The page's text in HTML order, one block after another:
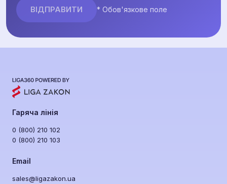
* Обов'язкове поле
Гаряча лінія
0 (800) 210 102
0 (800) 210 103
Email
sales@ligazakon.ua